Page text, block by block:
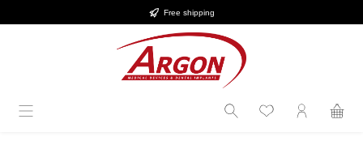
Free shipping